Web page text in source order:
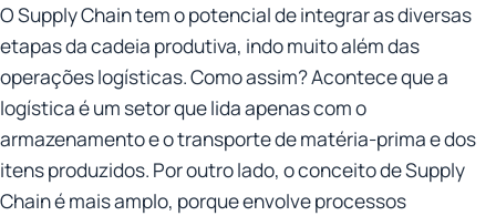
O Supply Chain tem o potencial de integrar as diversas
etapas da cadeia produtiva, indo muito além das
operações logísticas. Como assim? Acontece que a
logística é um setor que lida apenas com o
armazenamento e o transporte de matéria-prima e dos
itens produzidos. Por outro lado, o conceito de Supply
Chain é mais amplo, porque envolve processos